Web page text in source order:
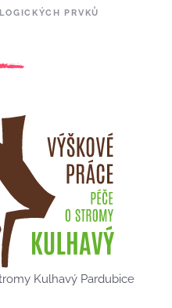
PRVKŮ
Kulhavý Pardubice